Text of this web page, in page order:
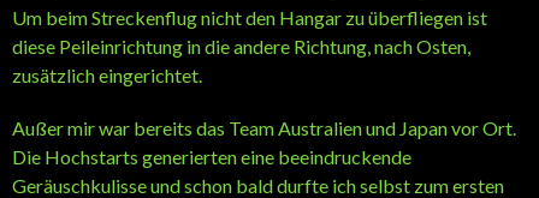
Um beim Streckenflug nicht den Hangar zu überfliegen ist
diese Peileinrichtung in die andere Richtung, nach Osten,
zusätzlich eingerichtet.
Außer mir war bereits das Team Australien und Japan vor Ort.
Die Hochstarts generierten eine beeindruckende
Geräuschkulisse und schon bald durfte ich selbst zum ersten